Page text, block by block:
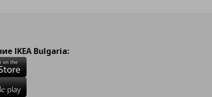
IKEA Bulgaria: